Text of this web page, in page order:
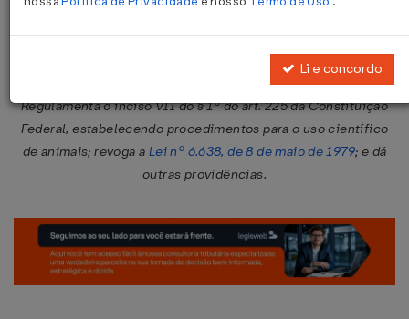
Publicado no DOU em 9 out 2008
Regulamenta o inciso VII do § 1º do art. 225 da Constituição
Federal, estabelecendo procedimentos para o uso científico
de animais; revoga a Lei nº 6.638, de 8 de maio de 1979; e dá
outras providências.
Li e concordo